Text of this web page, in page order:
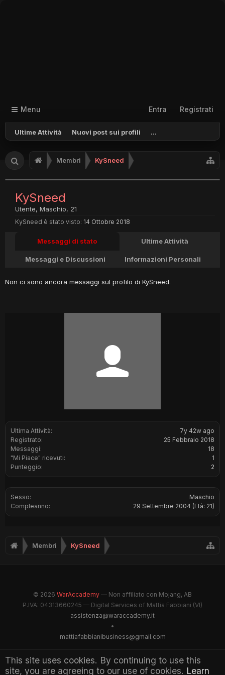
Menu
Ultime Attività Nuovi post sui profili ...
Entra Registrati
Membri KySneed
This site uses cookies. By continuing to use this
site, you are agreeing to our use of cookies. Learn
Ultima Attività:
7y 42w ago
Registrato:
25 Febbraio 2018
Messaggi:
18
"Mi Piace" ricevuti:
1
Punteggio:
2
Sesso:
Maschio
Compleanno:
29 Settembre 2004 (Età: 21)
KySneed
Utente, Maschio, 21
KySneed è stato visto: 14 Ottobre 2018
Messaggi di stato Ultime Attività
Messaggi e Discussioni Informazioni Personali
Non ci sono ancora messaggi sul profilo di KySneed.
Membri KySneed
© 2026 WarAccademy — Non affiliato con Mojang, AB
P.IVA: 04313660245 — Digital Services of Mattia Fabbiani (VI)
assistenza@waraccademy.it
•
mattiafabbianibusiness@gmail.com
@GhostFabbyz
Maintained by WarAccademy Administrators